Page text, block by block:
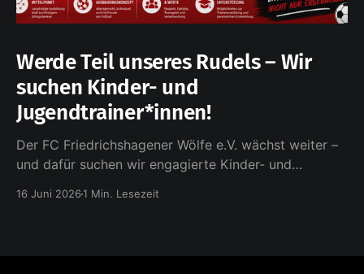
Werde Teil unseres Rudels – Wir
suchen Kinder- und
Jugendtrainer*innen!
Der FC Friedrichshagener Wölfe e.V. wächst weiter –
und dafür suchen wir engagierte Kinder- und
16 Juni 20261 Min. Lesezeit